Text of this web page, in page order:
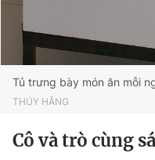
Tủ trưng bày món ăn mỗi
THÚY HẰNG
Cô và trò cùng